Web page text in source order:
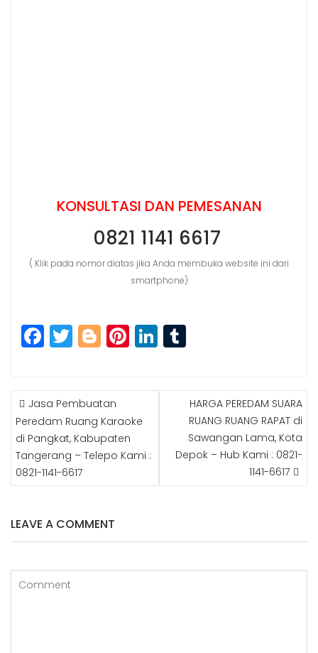
KONSULTASI DAN PEMESANAN
0821 1141 6617
( Klik pada nomor diatas jika Anda membuka website ini dari
smartphone)
F
a
c
e
b
o
o
k
T
w
itt
e
r
Bl
o
g
g
e
r
Pi
n
t
r
e
Li
n
k m
bl
r
O
S
T
N
A
I
G
T
Jasa Pembuatan
Peredam Ruang Karaoke
di Pangkat, Kabupaten
Tangerang – Telepo Kami :
0821-1141-6617
HARGA PEREDAM SUARA
RUANG RUANG RAPAT di
Sawangan Lama, Kota
Depok – Hub Kami : 0821-
1141-6617
LEAVE A COMMENT